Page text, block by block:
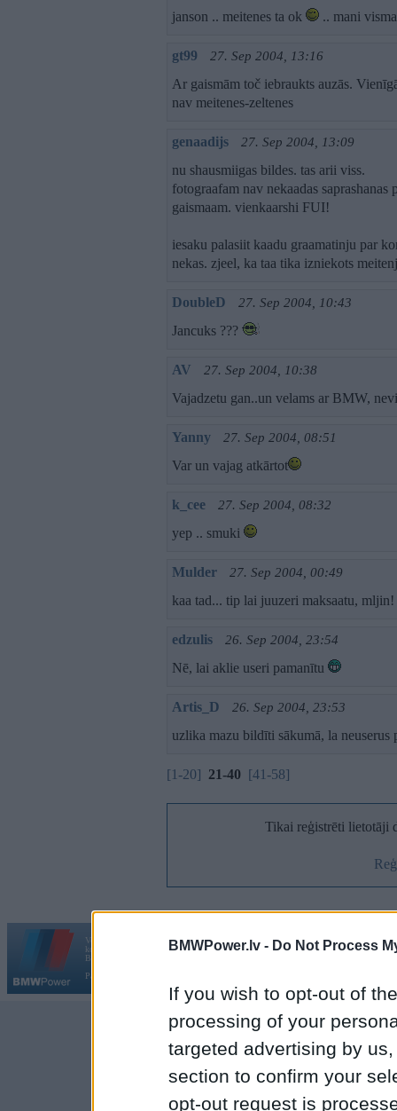
BMWPower.lv - Do Not Process
If you wish to opt-out of
processing of your
targeted advertising by
section to confirm your
opt-out request is
janson .. meitenes ta ok .. mani
gt99 27. Sep 2004, 13:16
Ar gaismām toč iebraukts auzās.
nav meitenes-zeltenes
genaadijs 27. Sep 2004, 13:09
nu shausmiigas bildes. tas arii viss.
fotograafam nav nekaadas
gaismaam. vienkaarshi FUI!
iesaku palasiit kaadu graamatinju par
nekas. zjeel, ka taa tika izniekots
DoubleD 27. Sep 2004, 10:43
Jancuks ???
AV 27. Sep 2004, 10:38
Vajadzetu gan..un velams ar BMW,
Yanny 27. Sep 2004, 08:51
Var un vajag atkārtot
k_cee 27. Sep 2004, 08:32
yep .. smuki
Mulder 27. Sep 2004, 00:49
kaa tad... tip lai juuzeri maksaatu, mljin!
edzulis 26. Sep 2004, 23:54
Nē, lai aklie useri pamanītu
Artis_D 26. Sep 2004, 23:53
uzlika mazu bildīti sākumā, la neuserus
[1-20] 21-40 [41-58]
Tikai reģistrēti lietotāji
Vortāls BMWPower.lv darbojas
kopš 2002. gada 14. maija. Tas nav auto klubs un nav saistīts ar
BMW AG.
Par BMWPower